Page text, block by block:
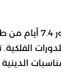
يستمر القمر في مساره
تسلسل منتظم
الدينية